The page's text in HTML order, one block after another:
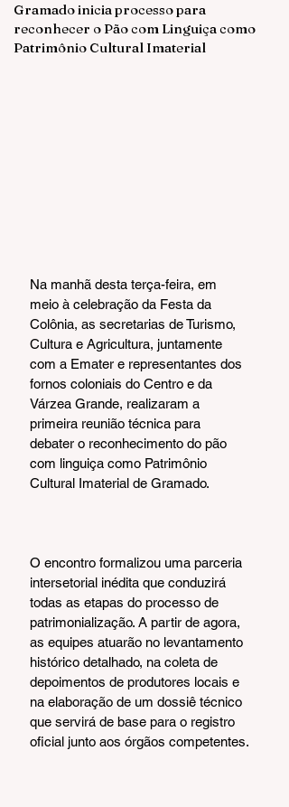
Gramado inicia processo para
reconhecer o Pão com Linguiça como
Patrimônio Cultural Imaterial
Na manhã desta terça-feira, em
meio à celebração da Festa da
Colônia, as secretarias de Turismo,
Cultura e Agricultura, juntamente
com a Emater e representantes dos
fornos coloniais do Centro e da
Várzea Grande, realizaram a
primeira reunião técnica para
debater o reconhecimento do pão
com linguiça como Patrimônio
Cultural Imaterial de Gramado.
O encontro formalizou uma parceria
intersetorial inédita que conduzirá
todas as etapas do processo de
patrimonialização. A partir de agora,
as equipes atuarão no levantamento
histórico detalhado, na coleta de
depoimentos de produtores locais e
na elaboração de um dossiê técnico
que servirá de base para o registro
oficial junto aos órgãos competentes.